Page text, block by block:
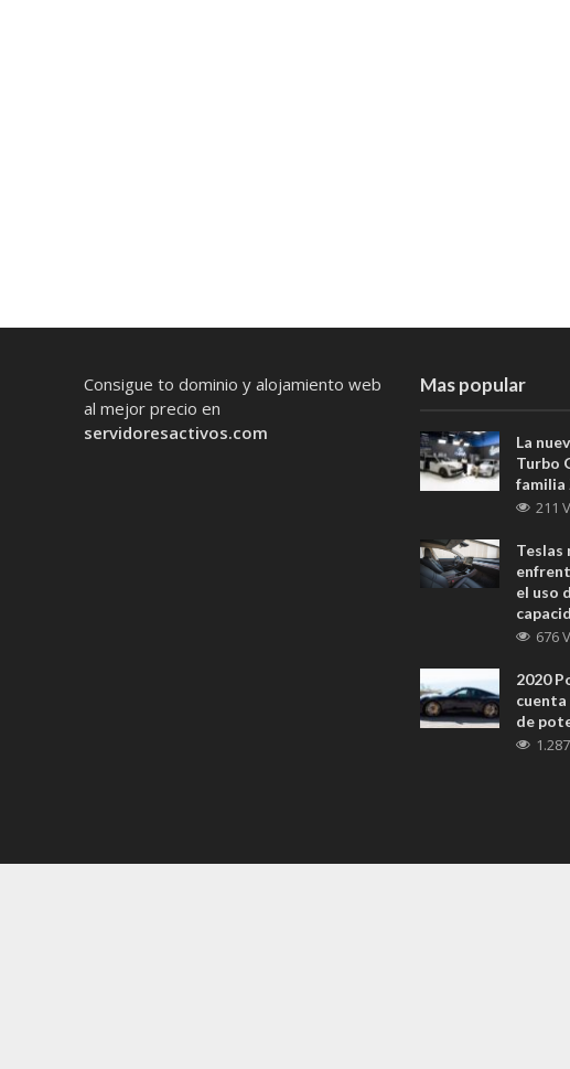
Consigue to dominio y alojamiento web
al mejor precio en
servidoresactivos.com
Mas popular
La
Turbo
familia
211
Teslas
el uso
676
2020
cuenta
de